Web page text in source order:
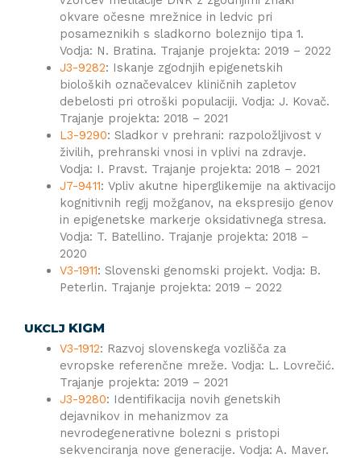
okvare očesne mrežnice in ledvic pri
posameznikih s sladkorno boleznijo tipa 1.
Vodja: N. Bratina. Trajanje projekta: 2019 – 2022
J3-9282: Iskanje zgodnjih epigenetskih
bioloških označevalcev kliničnih zapletov
debelosti pri otroški populaciji. Vodja: J. Kovač.
Trajanje projekta: 2018 – 2021
L3-9290: Sladkor v prehrani: razpoložljivost v
živilih, prehranski vnosi in vplivi na zdravje.
Vodja: I. Pravst. Trajanje projekta: 2018 – 2021
J7-9411: Vpliv akutne hiperglikemije na aktivacijo
kognitivnih regij možganov, na ekspresijo genov
in epigenetske markerje oksidativnega stresa.
Vodja: T. Batellino. Trajanje projekta: 2018 –
2020
V3-1911: Slovenski genomski projekt. Vodja: B.
Peterlin. Trajanje projekta: 2019 – 2022
UKCLJ KIGM
V3-1912: Razvoj slovenskega vozlišča za
evropske referenčne mreže. Vodja: L. Lovrečić.
Trajanje projekta: 2019 – 2021
J3-9280: Identifikacija novih genetskih
dejavnikov in mehanizmov za
nevrodegenerativne bolezni s pristopi
sekvenciranja nove generacije. Vodja: A. Maver.